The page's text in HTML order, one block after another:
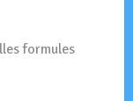
formules